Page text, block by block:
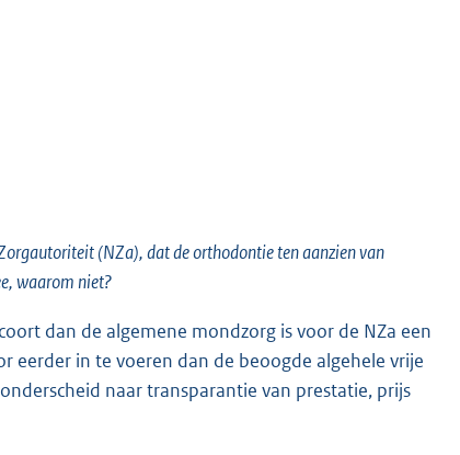
(NZa), dat de orthodontie ten aanzien van
waarom niet?
dan de algemene mondzorg is voor de NZa een
eerder in te voeren dan de beoogde algehele vrije
naar transparantie van prestatie, prijs